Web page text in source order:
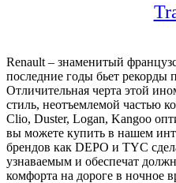
Renault – знаменитый
последние годы бьет рекорды
Отличительная черта этой
стиль, неотъемлемой частью
Clio, Duster, Logan, Kangoo
вы можете купить в нашем
брендов как DEPO и TYC
узнаваемым и обеспечат
комфорта на дороге в ночное